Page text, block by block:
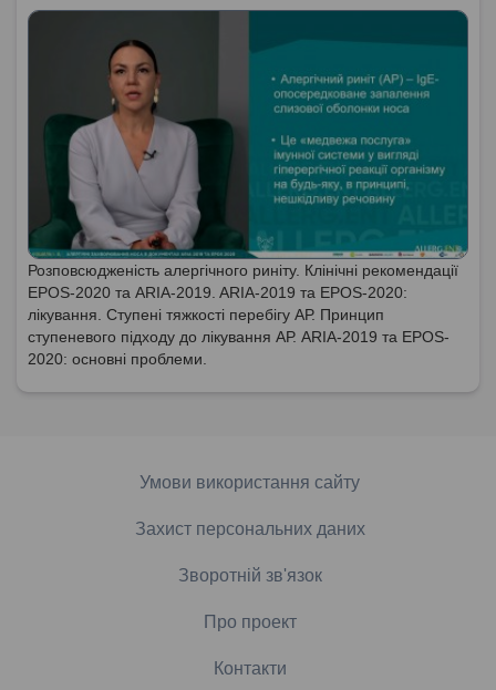
Розповсюдженість алергічного риніту. Клінічні рекомендації
EPOS-2020 та ARIA-2019. ARIA-2019 та EPOS-2020:
лікування. Ступені тяжкості перебігу АР. Принцип
ступеневого підходу до лікування АР. ARIA-2019 та EPOS-
2020: основні проблеми.
Умови використання сайту
Захист персональних даних
Зворотній зв'язок
Про проект
Контакти